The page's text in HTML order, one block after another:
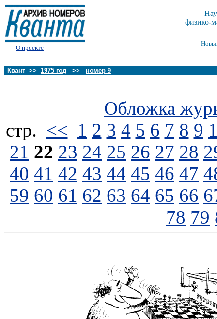
О проекте
физико-
Квант >> 1975 год >> номер 9
Обложка
стp. << 1 2 3 4 5 6 7 8 9
21 22 23 24 25 26 27 28
40 41 42 43 44 45 46 47
59 60 61 62 63 64 65 66
78 79